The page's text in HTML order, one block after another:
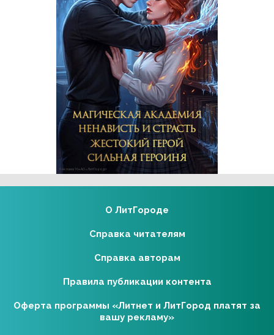
Реклама 16+ АО «ЛитГород»
О ЛитГороде
Справка читателям
Справка авторам
Правила публикации контента
Оферта программы «Литнет и ЛитГород платят за
вашу рекламу»